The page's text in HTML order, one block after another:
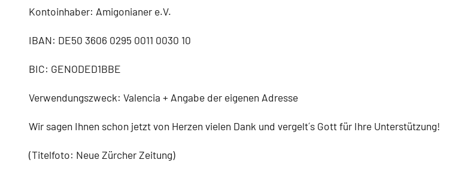
Kontoinhaber: Amigonianer e.V.
IBAN: DE50 3606 0295 0011 0030 10
BIC: GENODED1BBE
Verwendungszweck: Valencia + Angabe der eigenen Adresse
Wir sagen Ihnen schon jetzt von Herzen vielen Dank und vergelt´s Gott für Ihre Unterstützung!
(Titelfoto: Neue Zürcher Zeitung)